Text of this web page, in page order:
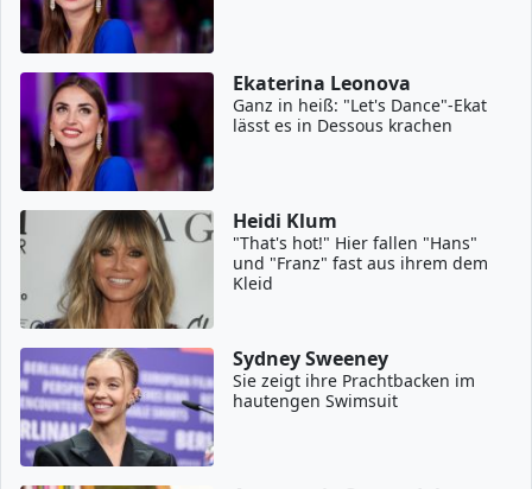
Ekaterina Leonova
Ganz in heiß: "Let's Dance"-Ekat
lässt es in Dessous krachen
Heidi Klum
"That's hot!" Hier fallen "Hans"
und "Franz" fast aus ihrem dem
Kleid
Sydney Sweeney
Sie zeigt ihre Prachtbacken im
hautengen Swimsuit